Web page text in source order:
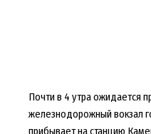
Почти в 4 утра ожидается
железнодорожный вокзал
прибывает на станцию